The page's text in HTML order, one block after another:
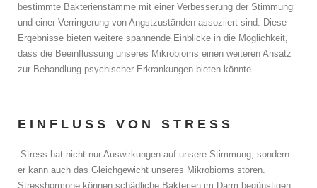
bestimmte Bakterienstämme mit einer Verbesserung der Stimmung
und einer Verringerung von Angstzuständen assoziiert sind. Diese
Ergebnisse bieten weitere spannende Einblicke in die Möglichkeit,
dass die Beeinflussung unseres Mikrobioms einen weiteren Ansatz
zur Behandlung psychischer Erkrankungen bieten könnte.
EINFLUSS VON STRESS
Stress hat nicht nur Auswirkungen auf unsere Stimmung, sondern
er kann auch das Gleichgewicht unseres Mikrobioms stören.
Stresshormone können schädliche Bakterien im Darm begünstigen